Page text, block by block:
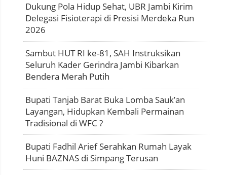
Dukung Pola Hidup Sehat, UBR Jambi Kirim
Delegasi Fisioterapi di Presisi Merdeka Run
2026
Sambut HUT RI ke-81, SAH Instruksikan
Seluruh Kader Gerindra Jambi Kibarkan
Bendera Merah Putih
Bupati Tanjab Barat Buka Lomba Sauk’an
Layangan, Hidupkan Kembali Permainan
Tradisional di WFC ?
Bupati Fadhil Arief Serahkan Rumah Layak
Huni BAZNAS di Simpang Terusan